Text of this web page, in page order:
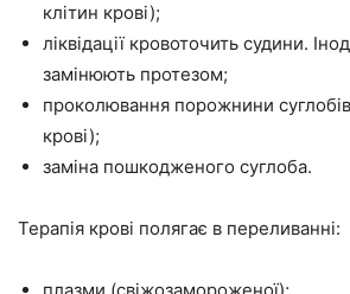
клітин крові);
ліквідації кровоточить судини.
замінюють протезом;
проколювання порожнини
крові);
заміна пошкодженого суглоба.
Терапія крові полягає в переливанні: